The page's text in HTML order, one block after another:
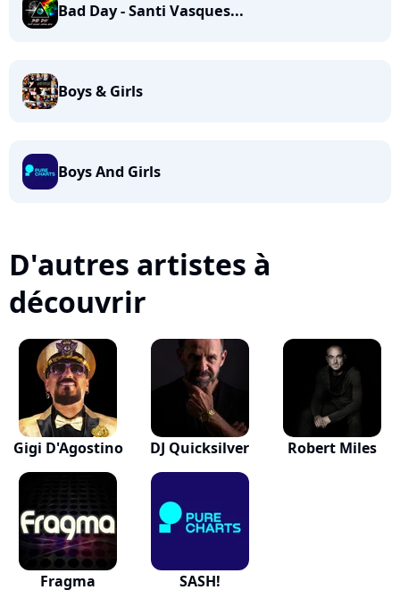
Bad Day - Santi Vasques...
Boys & Girls
Boys And Girls
D'autres artistes à
découvrir
Gigi D'Agostino DJ Quicksilver Robert Miles
Fragma SASH!